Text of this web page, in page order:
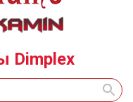
Dimplex